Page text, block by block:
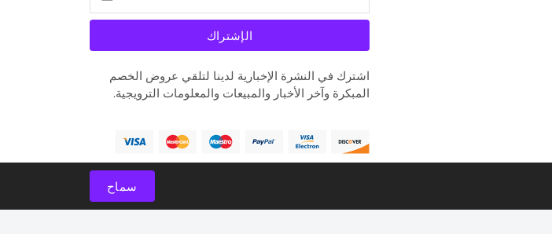
الإشتراك
اشترك في النشرة الإخبارية لدينا لتلقي عروض الخصم
المبكرة وآخر الأخبار والمبيعات والمعلومات الترويجية.
سماح